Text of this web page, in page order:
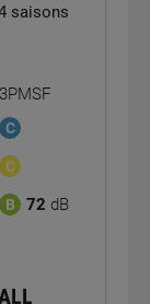
saisons
3PMSF
C
C
B 72 dB